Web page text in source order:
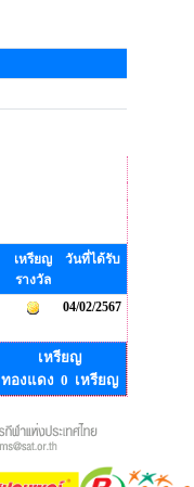
เหรียญ
รางวัล
วันที่ได้รับ
04/02/2567
เหรียญ
ทองแดง 0 เหรียญ